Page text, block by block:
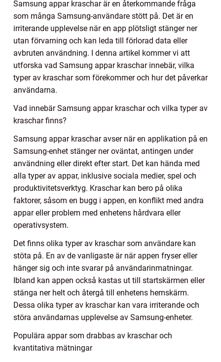
Samsung appar kraschar är en återkommande fråga
som många Samsung-användare stött på. Det är en
irriterande upplevelse när en app plötsligt stänger ner
utan förvarning och kan leda till förlorad data eller
avbruten användning. I denna artikel kommer vi att
utforska vad Samsung appar kraschar innebär, vilka
typer av kraschar som förekommer och hur det påverkar
användarna.
Vad innebär Samsung appar kraschar och vilka typer av
kraschar finns?
Samsung appar kraschar avser när en applikation på en
Samsung-enhet stänger ner oväntat, antingen under
användning eller direkt efter start. Det kan hända med
alla typer av appar, inklusive sociala medier, spel och
produktivitetsverktyg. Kraschar kan bero på olika
faktorer, såsom en bugg i appen, en konflikt med andra
appar eller problem med enhetens hårdvara eller
operativsystem.
Det finns olika typer av kraschar som användare kan
stöta på. En av de vanligaste är när appen fryser eller
hänger sig och inte svarar på användarinmatningar.
Ibland kan appen också kastas ut till startskärmen eller
stänga ner helt och återgå till enhetens hemskärm.
Dessa olika typer av kraschar kan vara irriterande och
störa användarnas upplevelse av Samsung-enheter.
Populära appar som drabbas av kraschar och
kvantitativa mätningar